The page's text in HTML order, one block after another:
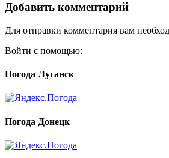
Добавить комментарий
Для отправки комментария вам
Войти с помощью:
Погода Луганск
Погода Донецк